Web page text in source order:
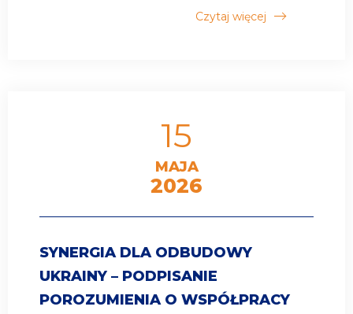
Czytaj więcej
15
MAJA
2026
SYNERGIA DLA ODBUDOWY
UKRAINY – PODPISANIE
POROZUMIENIA O WSPÓŁPRACY